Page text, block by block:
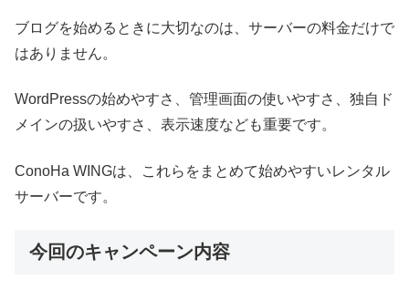
ブログを始めるときに大切なのは、サーバーの料金だけで
はありません。
WordPressの始めやすさ、管理画面の使いやすさ、独自ド
メインの扱いやすさ、表示速度なども重要です。
ConoHa WINGは、これらをまとめて始めやすいレンタル
サーバーです。
今回のキャンペーン内容